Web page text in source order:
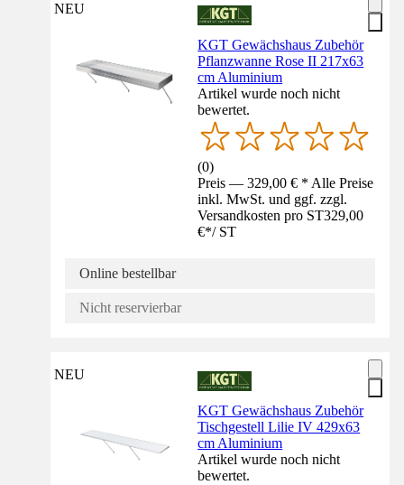
NEU
KGT Gewächshaus Zubehör
Pflanzwanne Rose II 217x63
cm Aluminium
Artikel wurde noch nicht
bewertet.
(0)
Preis — 329,00 € * Alle Preise
inkl. MwSt. und ggf. zzgl.
Versandkosten pro ST329,00
€*/ ST
Online bestellbar
Nicht reservierbar
NEU
KGT Gewächshaus Zubehör
Tischgestell Lilie IV 429x63
cm Aluminium
Artikel wurde noch nicht
bewertet.